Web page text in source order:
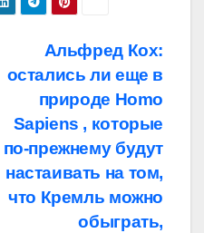
Альфред Кох:
остались ли еще в
природе Homo
Sapiens , которые
по-прежнему будут
настаивать на том,
что Кремль можно
обыграть,